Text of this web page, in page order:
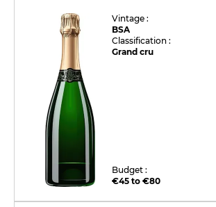
Vintage :
BSA
Classification :
Grand cru
Budget :
€45 to €80